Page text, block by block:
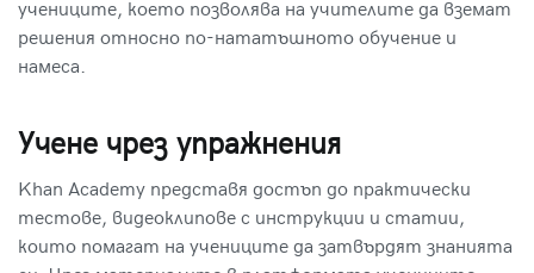
учениците, което позволява на учителите да вземат
решения относно по-нататъшното обучение и
намеса.
Учене чрез упражнения
Khan Academy представя достъп до практически
тестове, видеоклипове с инструкции и статии,
които помагат на учениците да затвърдят знанията